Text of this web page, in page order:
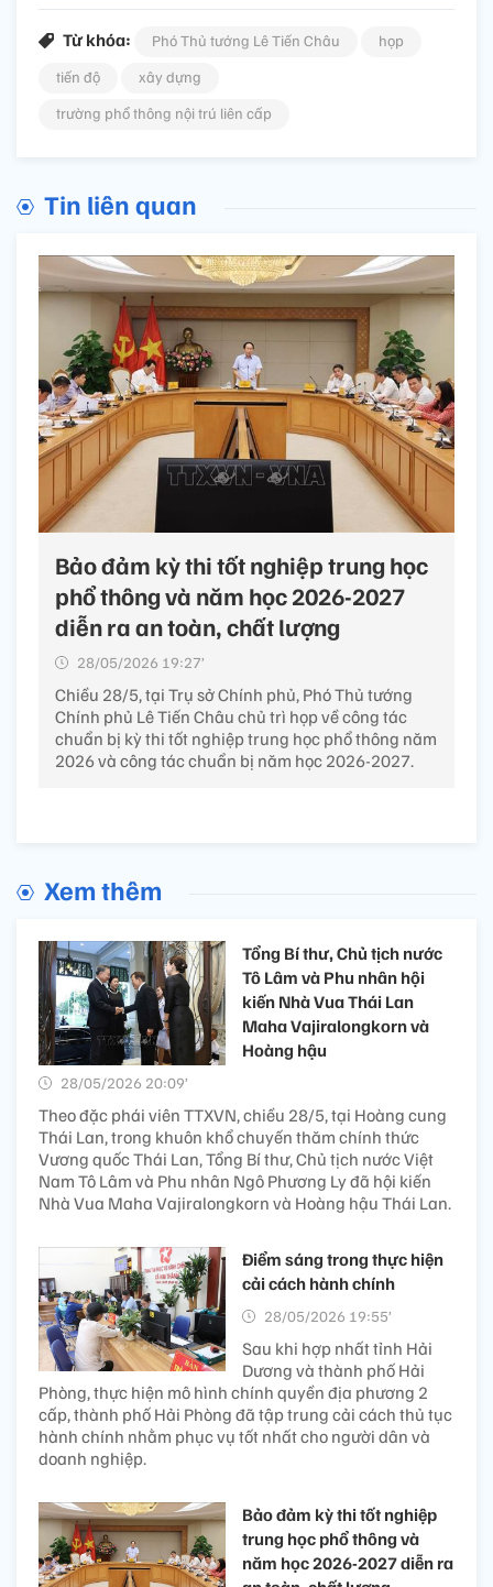
Từ khóa: Phó Thủ tướng Lê Tiến Châu
họp
tiến độ
xây dựng
trường phổ thông nội trú liên cấp
Tin liên quan
Bảo đảm kỳ thi tốt nghiệp trung học
phổ thông và năm học 2026-2027
diễn ra an toàn, chất lượng
28/05/2026 19:27’
Chiều 28/5, tại Trụ sở Chính phủ, Phó Thủ tướng
Chính phủ Lê Tiến Châu chủ trì họp về công tác
chuẩn bị kỳ thi tốt nghiệp trung học phổ thông năm
2026 và công tác chuẩn bị năm học 2026-2027.
Xem thêm
Tổng Bí thư, Chủ tịch nước
Tô Lâm và Phu nhân hội
kiến Nhà Vua Thái Lan
Maha Vajiralongkorn và
Hoàng hậu
28/05/2026 20:09’
Theo đặc phái viên TTXVN, chiều 28/5, tại Hoàng cung
Thái Lan, trong khuôn khổ chuyến thăm chính thức
Vương quốc Thái Lan, Tổng Bí thư, Chủ tịch nước Việt
Nam Tô Lâm và Phu nhân Ngô Phương Ly đã hội kiến
Nhà Vua Maha Vajiralongkorn và Hoàng hậu Thái Lan.
Điểm sáng trong thực hiện
cải cách hành chính
28/05/2026 19:55’
Sau khi hợp nhất tỉnh Hải
Dương và thành phố Hải
Phòng, thực hiện mô hình chính quyền địa phương 2
cấp, thành phố Hải Phòng đã tập trung cải cách thủ tục
hành chính nhằm phục vụ tốt nhất cho người dân và
doanh nghiệp.
Bảo đảm kỳ thi tốt nghiệp
trung học phổ thông và
năm học 2026-2027 diễn ra